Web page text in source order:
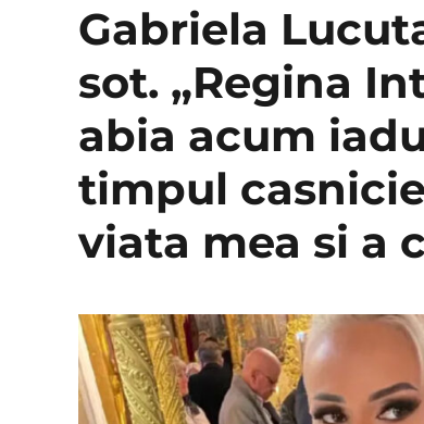
Gabriela
sot. „Regina
abia acum
timpul
viata mea si a